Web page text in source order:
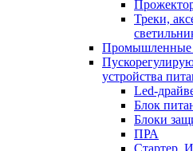
Треки,
Промышленные
устройства
Led-
Блок
Блоки
ПРА
Стартер,